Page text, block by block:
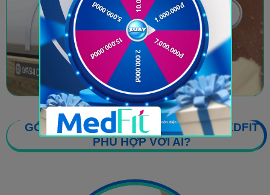
GÓI DINH DƯỠNG VẬN ĐỘNG TẠI MEDFIT
PHÙ HỢP VỚI AI?